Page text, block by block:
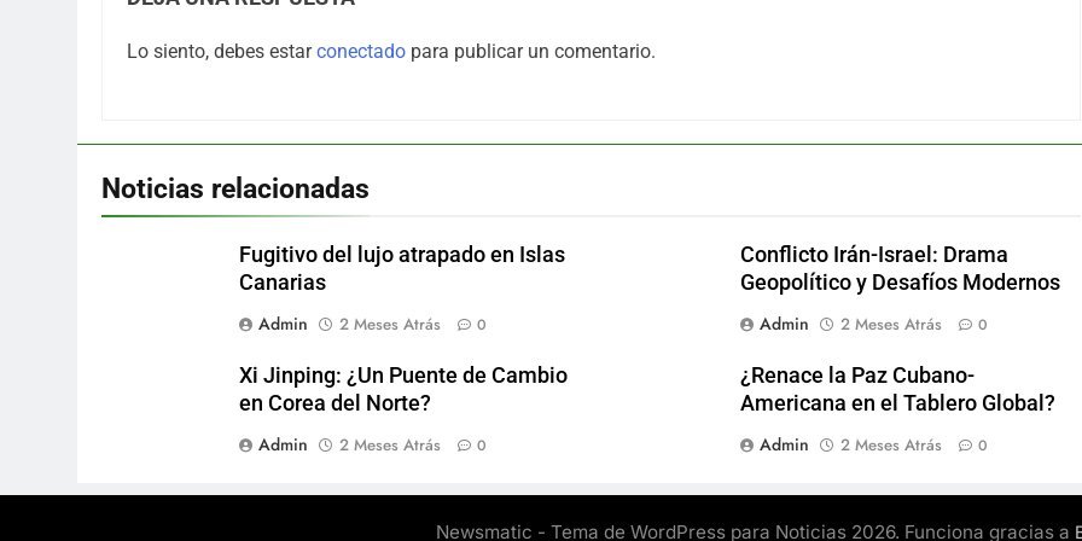
Lo siento, debes estarconectado para publicar un comentario.
Noticias relacionadas
Fugitivo del lujo atrapado en Islas
Canarias
Admin
2 Meses Atrás 0
Conflicto Irán-Israel: Drama
Geopolítico y Desafíos Modernos
Admin
2 Meses Atrás 0
Xi Jinping: ¿Un Puente de Cambio
en Corea del Norte?
Admin
2 Meses Atrás 0
¿Renace la Paz Cubano-
Americana en el Tablero Global?
Admin
2 Meses Atrás 0
Newsmatic - Tema de WordPress para Noticias 2026. Funciona gracias a